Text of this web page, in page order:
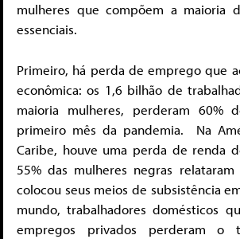
mulheres que compõem a maioria
essenciais.
Primeiro, há perda de emprego que
econômica: os 1,6 bilhão de
maioria mulheres, perderam 60%
primeiro mês da pandemia. Na
Caribe, houve uma perda de renda
55% das mulheres negras
colocou seus meios de subsistência
mundo, trabalhadores domésticos
empregos privados perderam o